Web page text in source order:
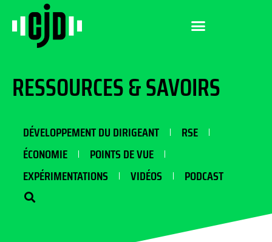
RESSOURCES & SAVOIRS
DÉVELOPPEMENT DU DIRIGEANT
RSE
ÉCONOMIE
POINTS DE VUE
EXPÉRIMENTATIONS
VIDÉOS PODCAST